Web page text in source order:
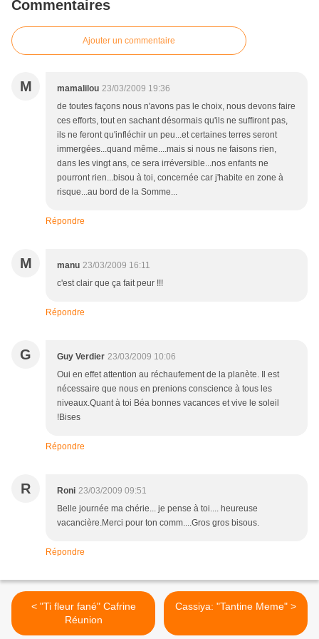
Commentaires
Ajouter un commentaire
M mamalilou 23/03/2009 19:36
de toutes façons nous n'avons pas le choix, nous devons faire
ces efforts, tout en sachant désormais qu'ils ne suffiront pas,
ils ne feront qu'infléchir un peu...et certaines terres seront
immergées...quand même....mais si nous ne faisons rien,
dans les vingt ans, ce sera irréversible...nos enfants ne
pourront rien...bisou à toi, concernée car j'habite en zone à
risque...au bord de la Somme...
Répondre
M manu 23/03/2009 16:11
c'est clair que ça fait peur !!!
Répondre
G Guy Verdier 23/03/2009 10:06
Oui en effet attention au réchaufement de la planète. Il est
nécessaire que nous en prenions conscience à tous les
niveaux.Quant à toi Béa bonnes vacances et vive le soleil
!Bises
Répondre
R Roni 23/03/2009 09:51
Belle journée ma chérie... je pense à toi.... heureuse
vacancière.Merci pour ton comm....Gros gros bisous.
Répondre
< "Ti fleur fané" Cafrine
Réunion
Cassiya: "Tantine Meme" >